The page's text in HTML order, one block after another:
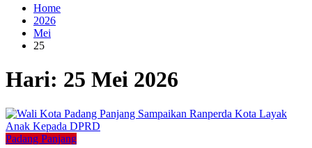
Home
2026
Mei
25
Hari: 25 Mei 2026
Padang Panjang